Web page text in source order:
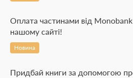
Оплата частинами від
нашому сайті!
Новина
Придбай книги за допомогою